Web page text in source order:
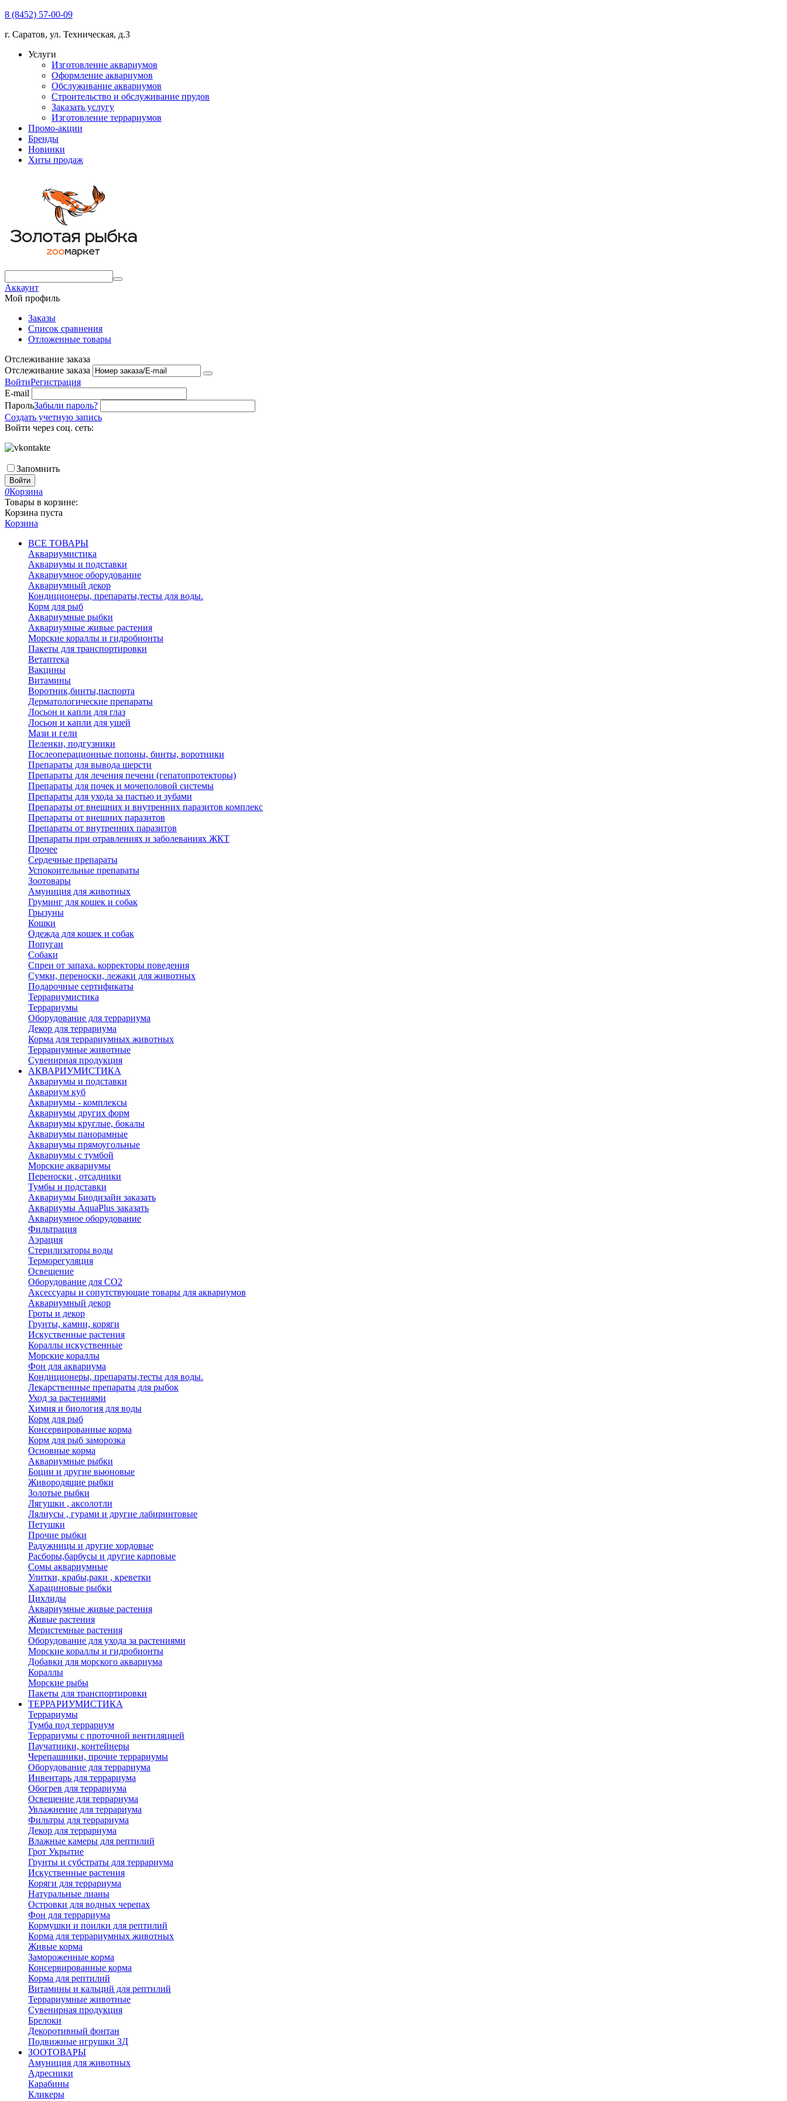
8 (8452) 57-00-09
г. Саратов, ул. Техническая, д.3
Услуги
Изготовление аквариумов
Оформление аквариумов
Обслуживание аквариумов
Строительство и обслуживание прудов
Заказать услугу
Изготовление террариумов
Промо-акции
Бренды
Новинки
Хиты продаж
Аккаунт
Мой профиль
Заказы
Список сравнения
Отложенные товары
Отслеживание заказа
Отслеживание заказа
ВойтиРегистрация
E-mail
ПарольЗабыли пароль?
Создать учетную запись
Войти через соц. сеть:
Запомнить
Войти
0Корзина
Товары в корзине:
Корзина пуста
Корзина
ВСЕ ТОВАРЫ
Аквариумистика
Аквариумы и подставки
Аквариумное оборудование
Аквариумный декор
Кондиционеры, препараты,тесты для воды.
Корм для рыб
Аквариумные рыбки
Аквариумные живые растения
Морские кораллы и гидробионты
Пакеты для транспортировки
Ветаптека
Вакцины
Витамины
Воротник,бинты,паспорта
Дерматологические препараты
Лосьон и капли для глаз
Лосьон и капли для ушей
Мази и гели
Пеленки, подгузники
Послеоперационные попоны, бинты, воротники
Препараты для вывода шерсти
Препараты для лечения печени (гепатопротекторы)
Препараты для почек и мочеполовой системы
Препараты для ухода за пастью и зубами
Препараты от внешних и внутренних паразитов комплекс
Препараты от внешних паразитов
Препараты от внутренних паразитов
Препараты при отравлениях и заболеваниях ЖКТ
Прочее
Сердечные препараты
Успокоительные препараты
Зоотовары
Амуниция для животных
Груминг для кошек и собак
Грызуны
Кошки
Одежда для кошек и собак
Попугаи
Собаки
Спреи от запаха. корректоры поведения
Сумки, переноски, лежаки для животных
Подарочные сертификаты
Террариумистика
Террариумы
Оборудование для террариума
Декор для террариума
Корма для террариумных животных
Террариумные животные
Сувенирная продукция
АКВАРИУМИСТИКА
Аквариумы и подставки
Аквариум куб
Аквариумы - комплексы
Аквариумы других форм
Аквариумы круглые, бокалы
Аквариумы панорамные
Аквариумы прямоугольные
Аквариумы с тумбой
Морские аквариумы
Переноски , отсадники
Тумбы и подставки
Аквариумы Биодизайн заказать
Аквариумы AquaPlus заказать
Аквариумное оборудование
Фильтрация
Аэрация
Стерилизаторы воды
Терморегуляция
Освещение
Оборудование для CO2
Аксессуары и сопутствующие товары для аквариумов
Аквариумный декор
Гроты и декор
Грунты, камни, коряги
Искуственные растения
Кораллы искуственные
Морские кораллы
Фон для аквариума
Кондиционеры, препараты,тесты для воды.
Лекарственные препараты для рыбок
Уход за растениями
Химия и биология для воды
Корм для рыб
Консервированные корма
Корм для рыб заморозка
Основные корма
Аквариумные рыбки
Боции и другие вьюновые
Живородящие рыбки
Золотые рыбки
Лягушки , аксолотли
Лялиусы , гурами и другие лабиринтовые
Петушки
Прочие рыбки
Радужницы и другие хордовые
Расборы,барбусы и другие карповые
Сомы аквариумные
Улитки, крабы,раки , креветки
Харациновые рыбки
Цихлиды
Аквариумные живые растения
Живые растения
Меристемные растения
Оборудование для ухода за растениями
Морские кораллы и гидробионты
Добавки для морского аквариума
Кораллы
Морские рыбы
Пакеты для транспортировки
ТЕРРАРИУМИСТИКА
Террариумы
Тумба под террариум
Террариумы с проточной вентиляцией
Паучатники, контейнеры
Черепашники, прочие террариумы
Оборудование для террариума
Инвентарь для террариума
Обогрев для террариума
Освещение для террариума
Увлажнение для террариума
Фильтры для террариума
Декор для террариума
Влажные камеры для рептилий
Грот Укрытие
Грунты и субстраты для террариума
Искуственные растения
Коряги для террариума
Натуральные лианы
Островки для водных черепах
Фон для террариума
Кормушки и поилки для рептилий
Корма для террариумных животных
Живые корма
Замороженные корма
Консервированные корма
Корма для рептилий
Витамины и кальций для рептилий
Террариумные животные
Сувенирная продукция
Брелоки
Декоротивный фонтан
Подвижные игрушки 3Д
ЗООТОВАРЫ
Амуниция для животных
Адресники
Карабины
Кликеры